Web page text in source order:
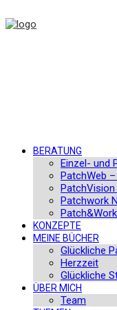
BERATUNG
Einzel- und
PatchWeb
Patchwork
KONZEPTE
MEINE BÜCHER
Glückliche
Herzzeit
Glückliche
ÜBER MICH
Team